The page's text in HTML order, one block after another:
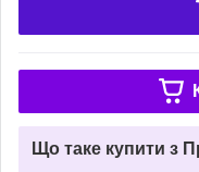
Що таке купити з